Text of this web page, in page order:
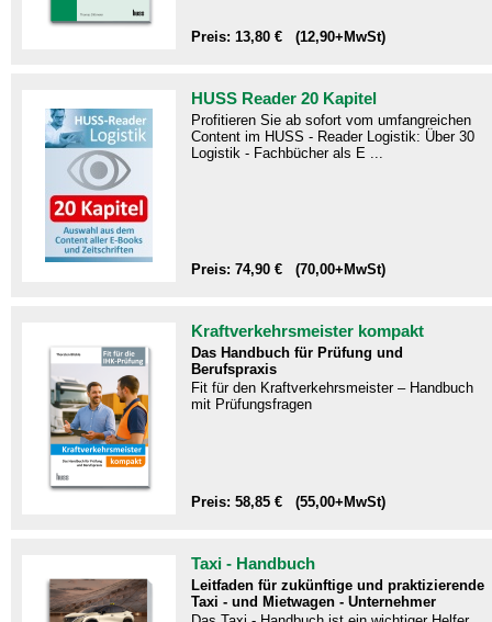
Preis: 13,80 € (12,90+MwSt)
HUSS Reader 20 Kapitel
Profitieren Sie ab sofort vom umfangreichen
Content im HUSS - Reader Logistik: Über 30
Logistik - Fachbücher als E ...
Preis: 74,90 € (70,00+MwSt)
Kraftverkehrsmeister kompakt
Das Handbuch für Prüfung und
Berufspraxis
Fit für den Kraftverkehrsmeister – Handbuch
mit Prüfungsfragen​
Preis: 58,85 € (55,00+MwSt)
Taxi - Handbuch
Leitfaden für zukünftige und praktizierende
Taxi - und Mietwagen - Unternehmer